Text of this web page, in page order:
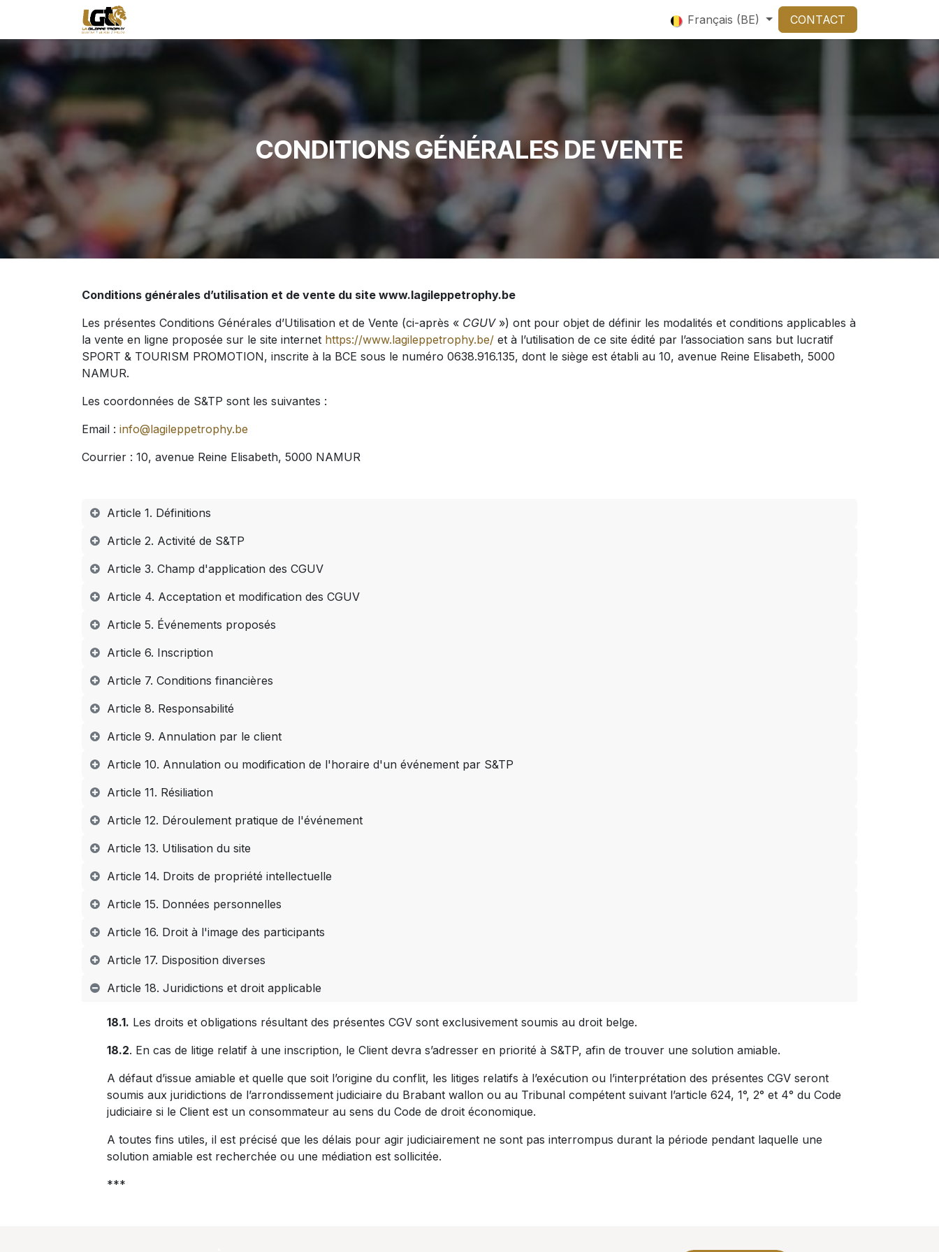
Se rendre au contenu
Français (BE) CONTACT
CONDITIONS GÉNÉRALES DE VENTE
Conditions générales d’utilisation et de vente du site www.lagileppetrophy.be
Les présentes Conditions Générales d’Utilisation et de Vente (ci-après « CGUV ») ont pour objet de définir les modalités et conditions applicables à
la vente en ligne proposée sur le site internet https://www.lagileppetrophy.be/ et à l’utilisation de ce site édité par l’association sans but lucratif
SPORT & TOURISM PROMOTION, inscrite à la BCE sous le numéro 0638.916.135, dont le siège est établi au 10, avenue Reine Elisabeth, 5000
NAMUR.
Les coordonnées de S&TP sont les suivantes :
Email : info@lagileppetrophy.be
Courrier : 10, avenue Reine Elisabeth, 5000 NAMUR
Article 1. Définitions
Article 2. Activité de S&TP
Article 3. Champ d'application des CGUV
Article 4. Acceptation et modification des CGUV
Article 5. Événements proposés
Article 6. Inscription
Article 7. Conditions financières
Article 8. Responsabilité
Article 9. Annulation par le client
Article 10. Annulation ou modification de l'horaire d'un événement par S&TP
Article 11. Résiliation
Article 12. Déroulement pratique de l'événement
Article 13. Utilisation du site
Article 14. Droits de propriété intellectuelle
Article 15. Données personnelles
Article 16. Droit à l'image des participants
Article 17. Disposition diverses
Article 18. Juridictions et droit applicable
18.1. Les droits et obligations résultant des présentes CGV sont exclusivement soumis au droit belge.
18.2. En cas de litige relatif à une inscription, le Client devra s’adresser en priorité à S&TP, afin de trouver une solution amiable.
A défaut d’issue amiable et quelle que soit l’origine du conflit, les litiges relatifs à l’exécution ou l’interprétation des présentes CGV seront
soumis aux juridictions de l’arrondissement judiciaire du Brabant wallon ou au Tribunal compétent suivant l’article 624, 1°, 2° et 4° du Code
judiciaire si le Client est un consommateur au sens du Code de droit économique.
A toutes fins utiles, il est précisé que les délais pour agir judiciairement ne sont pas interrompus durant la période pendant laquelle une
solution amiable est recherchée ou une médiation est sollicitée.
***